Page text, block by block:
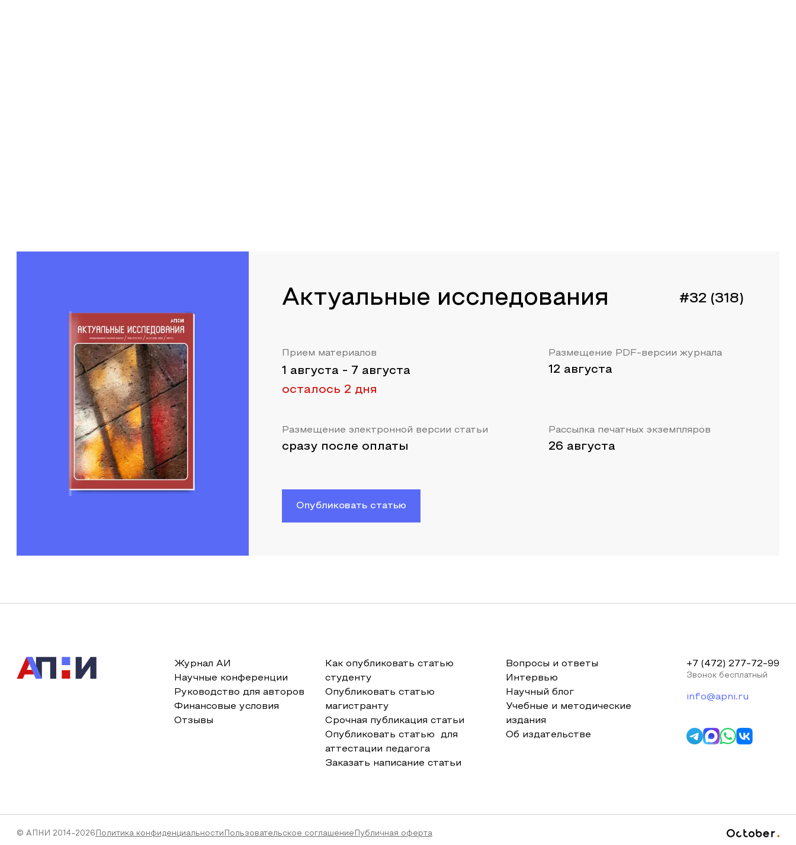
Актуальные исследования #32 (318)
Прием материалов
1 августа - 7 августа
осталось 2 дня
Размещение PDF-версии журнала
12 августа
Размещение электронной версии статьи
сразу после оплаты
Рассылка печатных экземпляров
26 августа
Опубликовать статью
Журнал АИ
Научные конференции
Руководство для авторов
Финансовые условия
Отзывы
Как опубликовать статью
студенту
Опубликовать статью
магистранту
Срочная публикация статьи
Опубликовать статью для
аттестации педагога
Заказать написание статьи
Вопросы и ответы
Интервью
Научный блог
Учебные и методические
издания
Об издательстве
+7 (472) 277-72-99
Звонок бесплатный
info@apni.ru
© АПНИ 2014-2026 Политика конфиденциальности Пользовательское соглашение Публичная оферта